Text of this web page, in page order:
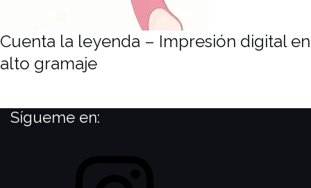
Cuenta la leyenda – Impresión digital en
alto gramaje
Sígueme en: